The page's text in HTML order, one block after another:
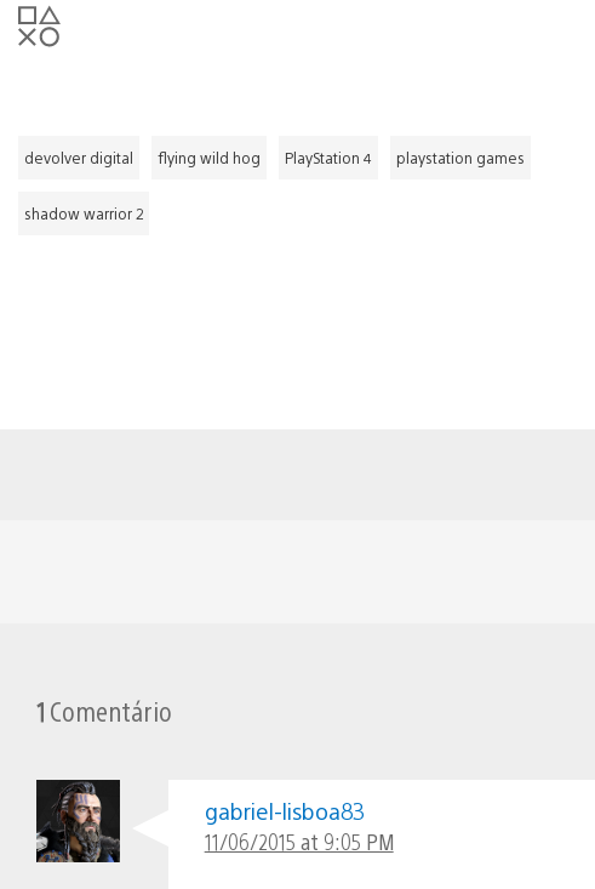
devolver digital flying wild hog PlayStation 4 playstation games
shadow warrior 2
1 Comentário
gabriel-lisboa83
11/06/2015 at 9:05 PM